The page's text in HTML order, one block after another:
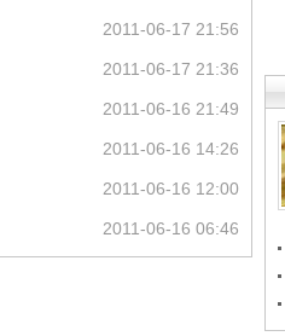
2011-06-17 21:56
2011-06-17 21:36
2011-06-16 21:49
2011-06-16 14:26
2011-06-16 12:00
2011-06-16 06:46